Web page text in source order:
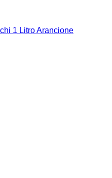
1 Litro Arancione